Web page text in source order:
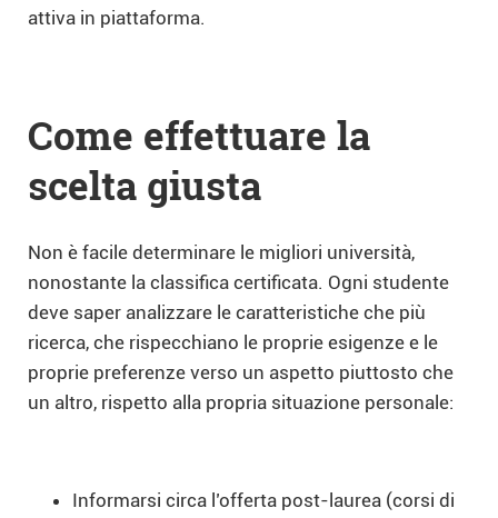
attiva in piattaforma.
Come effettuare la
scelta giusta
Non è facile determinare le migliori università,
nonostante la classifica certificata. Ogni studente
deve saper analizzare le caratteristiche che più
ricerca, che rispecchiano le proprie esigenze e le
proprie preferenze verso un aspetto piuttosto che
un altro, rispetto alla propria situazione personale:
Informarsi circa l’offerta post-laurea (corsi di